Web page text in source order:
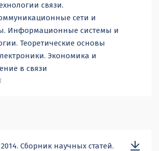
связи.
сети и
Информационные системы и
Теоретические основы
Экономика и
в связи
Сборник научных статей.